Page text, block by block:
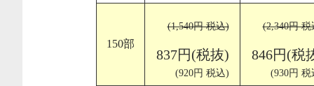
150部
(1,540円 税込)
837円(税抜)
(920円 税込)
(2,340円 税
846円(税
(930円 税